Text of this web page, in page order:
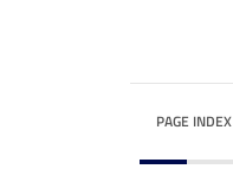
PAGE INDEX